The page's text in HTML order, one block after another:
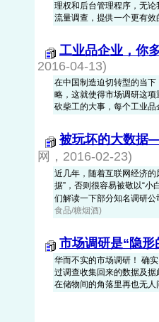
理权和后台管理程序，无
流量调查，提供一个更有
工业品企业，你
2016-04-13)
在中国制造迫切转型的当
略，这就使得市场调研这
砍柴工的大事，每个工业
被玩坏的大数据
网，2016-02-23)
近几年，随着互联网经济
据”，否则很容易被敬以“
们解读一下部分知名调研
食品/糖烟酒)
市场调研是“隐形
华而不实的市场调研！ 确
过调查收集回来的数据及
在储物间的角落里再也无